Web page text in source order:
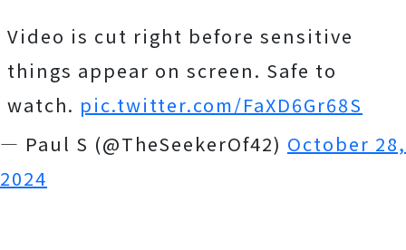
Video is cut right before sensitive
things appear on screen. Safe to
watch. pic.twitter.com/FaXD6Gr68S
— Paul S (@TheSeekerOf42) October 28,
2024